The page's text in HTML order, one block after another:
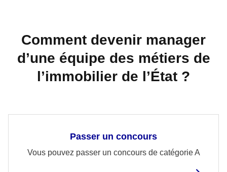
Comment devenir manager
d’une équipe des métiers de
l’immobilier de l’État ?
Passer un concours
Vous pouvez passer un concours de catégorie A